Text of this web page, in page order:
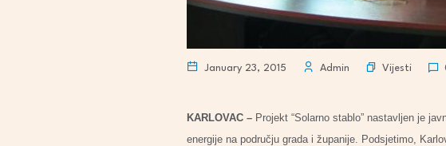
January 23, 2015 Admin Vijesti
KARLOVAC – Projekt “Solarno stablo” nastavljen je
energije na području grada i županije. Podsjetimo,